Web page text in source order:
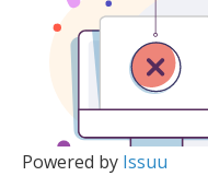
Powered by Issuu